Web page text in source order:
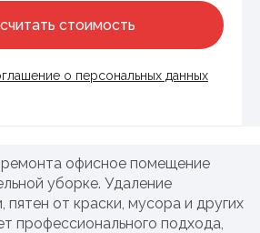
о персональных данных
офисное помещение
уборке. Удаление
пятен от краски, мусора и других
профессионального подхода,